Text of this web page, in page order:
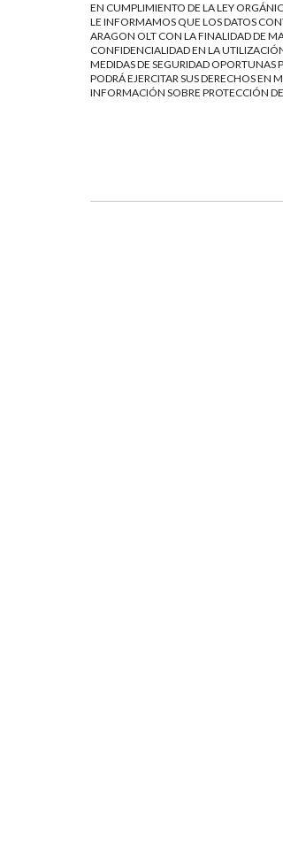
EN CUMPLIMIENTO DE LA LEY
LE INFORMAMOS QUE LOS DATOS
ARAGON OLT CON LA FINALIDAD DE
CONFIDENCIALIDAD EN LA
MEDIDAS DE SEGURIDAD OPORTUNAS
PODRÁ EJERCITAR SUS DERECHOS EN
INFORMACIÓN SOBRE PROTECCIÓN